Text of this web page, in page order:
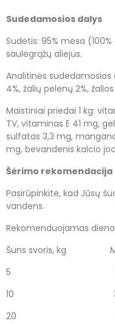
Sudedamosios dalys
Sudėtis: 95% mėsa
saulėgrąžų aliejus.
Analitinės sudedamosios
4%, žalių pelenų 2%,
Maistiniai priedai 1 kg:
TV, vitaminas E 41 mg,
sulfatas 3,3 mg,
mg, bevandenis kalcio
Šėrimo rekomendacija
Pasirūpinkite, kad Jūsų
vandens.
Rekomenduojamas
Šuns svoris, kg
5
10
20